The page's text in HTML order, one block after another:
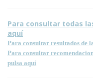
Para consultar todas
aquí
Para consultar resultados de
Para consultar
pulsa aquí